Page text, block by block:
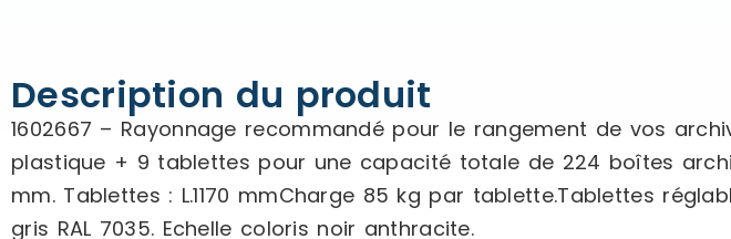
Description du produit
1602667 – Rayonnage recommandé pour le rangement de vos
plastique + 9 tablettes pour une capacité totale de 224 boîtes
mm. Tablettes : L.1170 mmCharge 85 kg par tablette.Tablettes
gris RAL 7035. Echelle coloris noir anthracite.